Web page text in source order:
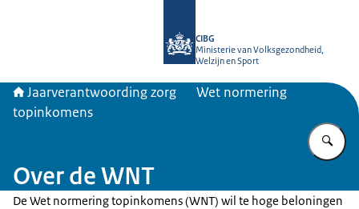
CIBG
Ministerie van Volksgezondheid,
Welzijn en Sport
Jaarverantwoording zorg
Wet normering
topinkomens
Over de WNT
De Wet normering topinkomens (WNT) wil te hoge beloningen